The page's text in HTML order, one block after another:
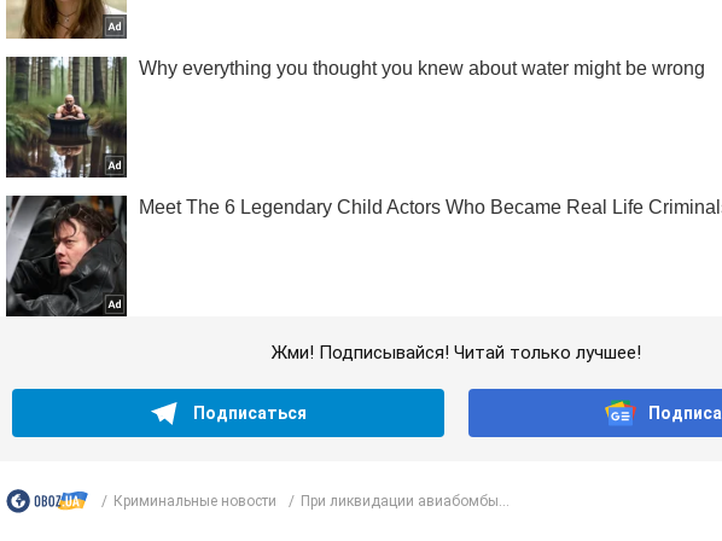
Жми! Подписывайся! Читай только лучшее!
Подписаться
Криминальные новости При ликвидации авиабомбы...